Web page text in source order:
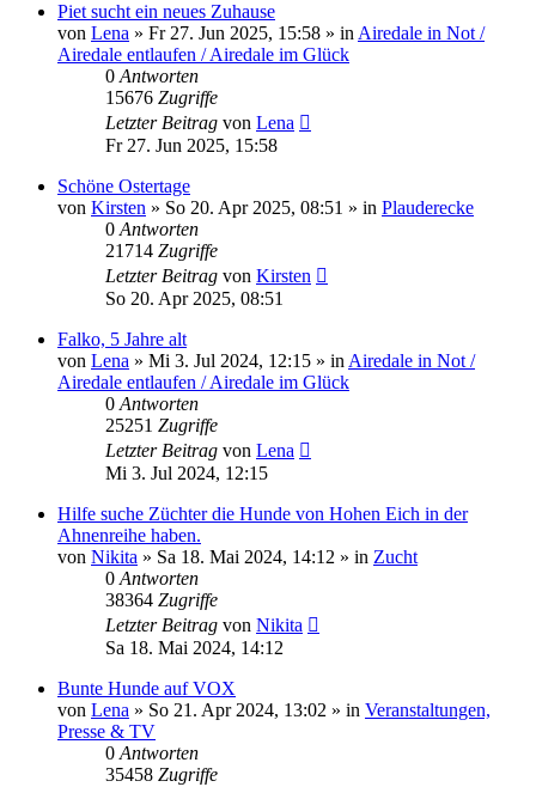
Piet sucht ein neues Zuhause
von Lena » Fr 27. Jun 2025, 15:58 » inAiredale in Not /
Airedale entlaufen / Airedale im Glück
0Antworten
15676 Zugriffe
Letzter Beitrag von Lena
Fr 27. Jun 2025, 15:58
Schöne Ostertage
von Kirsten » So 20. Apr 2025, 08:51 » in Plauderecke
0Antworten
21714 Zugriffe
Letzter Beitrag von Kirsten
So 20. Apr 2025, 08:51
Falko, 5 Jahre alt
von Lena » Mi 3. Jul 2024, 12:15 » inAiredale in Not /
Airedale entlaufen / Airedale im Glück
0Antworten
25251 Zugriffe
Letzter Beitrag von Lena
Mi 3. Jul 2024, 12:15
Hilfe suche Züchter die Hunde von Hohen Eich in der
Ahnenreihe haben.
von Nikita » Sa 18. Mai 2024, 14:12 » in Zucht
0Antworten
38364 Zugriffe
Letzter Beitrag von Nikita
Sa 18. Mai 2024, 14:12
Bunte Hunde auf VOX
von Lena » So 21. Apr 2024, 13:02 » in Veranstaltungen,
Presse & TV
0Antworten
35458 Zugriffe